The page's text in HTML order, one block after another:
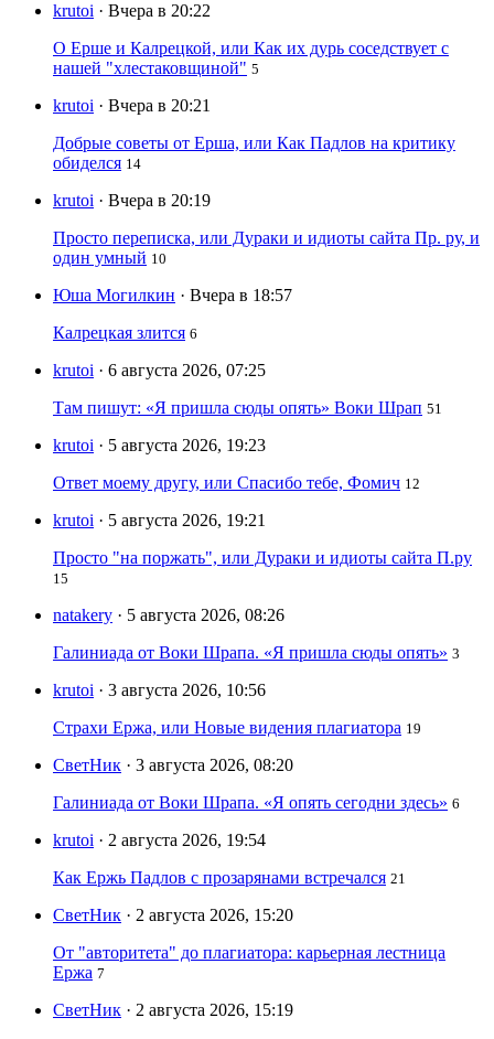
krutoi · Вчера в 20:22
О Ерше и Калрецкой, или Как их дурь соседствует с
нашей "хлестаковщиной" 5
krutoi · Вчера в 20:21
Добрые советы от Ерша, или Как Падлов на критику
обиделся 14
krutoi · Вчера в 20:19
Просто переписка, или Дураки и идиоты сайта Пр. ру, и
один умный 10
Юша Могилкин · Вчера в 18:57
Калрецкая злится 6
krutoi · 6 августа 2026, 07:25
Там пишут: «Я пришла сюды опять» Воки Шрап 51
krutoi · 5 августа 2026, 19:23
Ответ моему другу, или Спасибо тебе, Фомич 12
krutoi · 5 августа 2026, 19:21
Просто "на поржать", или Дураки и идиоты сайта П.ру
15
natakery · 5 августа 2026, 08:26
Галиниада от Воки Шрапа. «Я пришла сюды опять» 3
krutoi · 3 августа 2026, 10:56
Страхи Ержа, или Новые видения плагиатора 19
СветНик · 3 августа 2026, 08:20
Галиниада от Воки Шрапа. «Я опять сегодни здесь» 6
krutoi · 2 августа 2026, 19:54
Как Ержь Падлов с прозарянами встречался 21
СветНик · 2 августа 2026, 15:20
От "авторитета" до плагиатора: карьерная лестница
Ержа 7
СветНик · 2 августа 2026, 15:19